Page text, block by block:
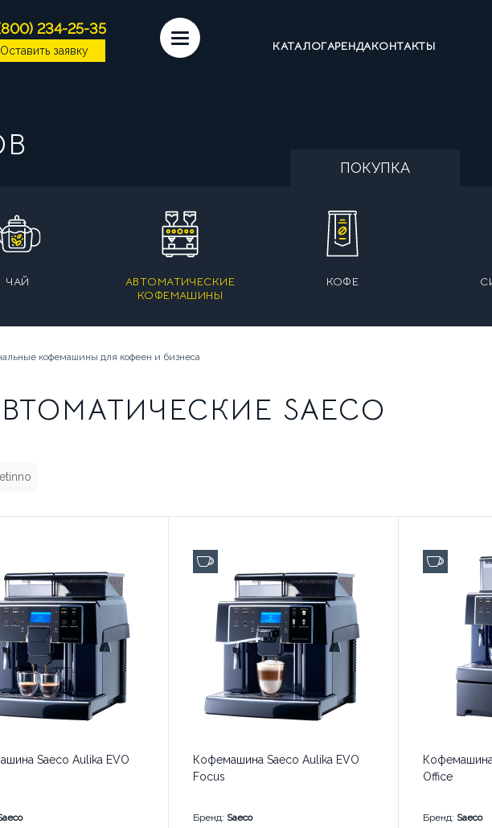
234-25-35
Оставить заявку КАТАЛОГАРЕНДАКОНТАКТЫ
БАРИСТА
ЭСПРЕССО-МАШИНЫ
ВАКАНСИИ ОТЗЫВЫ
И ДОСТАВКА
КАК СДЕЛАТЬ ЗАКАЗ
СТАТЬИ
ПОКУПКА
ЧАЙ
АВТОМАТИЧЕСКИЕ
КОФЕМАШИНЫ
КОФЕ
кофемашины для кофеен и бизнеса
SAECO
Saeco Aulika EVO
Кофемашина Saeco Aulika EVO
Focus
Бренд: Saeco
до 120
Office
Бренд: Saeco